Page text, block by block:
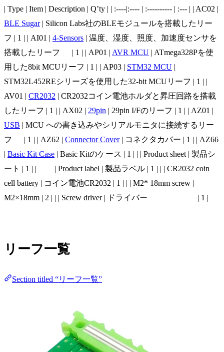
| Type | Item | Description | Q’ty | | :----|:---- | :---------- | :--- | | AC02 |
BLE Sugar| Silicon Labs社のBLEモジュールを搭載したリー
フ | 1 | | AI01 | 4-Sensors | 温度、湿度、照度、加速度センサを
搭載したリーフ | 1 | | AP01 | AVR MCU | ATmega328Pを使
用した8bit MCUリーフ | 1 | | AP03 | STM32 MCU |
STM32L452REシリーズを使用した32-bit MCUリーフ | 1 | |
AV01 | CR2032 | CR2032コイン電池ホルダと昇圧回路を搭載
したリーフ | 1 | | AX02 | 29pin | 29pin I/Fのリーフ | 1 | | AZ01 |
USB | MCU への書き込みやシリアルモニタに接続するリー
フ | 1 | | AZ62 | Connector Cover| コネクタカバー | 1 | | AZ66
| Basic Kit Case | Basic Kitのケース | 1 | | | Product sheet | 製品シ
ート | 1 | | | Product label | 製品ラベル | 1 | | | CR2032 coin
cell battery | コイン電池CR2032 | 1 | | | M2* 18mm screw |
M2×18mm | 2 | | | Screw driver | ドライバー | 1 |
リーフ一覧
Section titled “リーフ一覧”